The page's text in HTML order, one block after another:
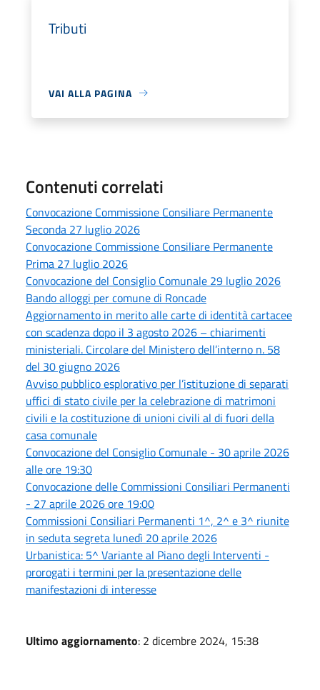
Tributi
VAI ALLA PAGINA
Contenuti correlati
Convocazione Commissione Consiliare Permanente
Seconda 27 luglio 2026
Convocazione Commissione Consiliare Permanente
Prima 27 luglio 2026
Convocazione del Consiglio Comunale 29 luglio 2026
Bando alloggi per comune di Roncade
Aggiornamento in merito alle carte di identità cartacee
con scadenza dopo il 3 agosto 2026 – chiarimenti
ministeriali. Circolare del Ministero dell’interno n. 58
del 30 giugno 2026
Avviso pubblico esplorativo per l’istituzione di separati
uffici di stato civile per la celebrazione di matrimoni
civili e la costituzione di unioni civili al di fuori della
casa comunale
Convocazione del Consiglio Comunale - 30 aprile 2026
alle ore 19:30
Convocazione delle Commissioni Consiliari Permanenti
- 27 aprile 2026 ore 19:00
Commissioni Consiliari Permanenti 1^, 2^ e 3^ riunite
in seduta segreta lunedì 20 aprile 2026
Urbanistica: 5^ Variante al Piano degli Interventi -
prorogati i termini per la presentazione delle
manifestazioni di interesse
Ultimo aggiornamento: 2 dicembre 2024, 15:38